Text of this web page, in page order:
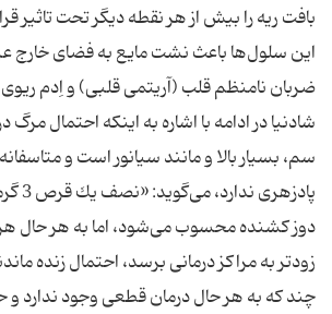
بافت ریه را بیش از هر نقطه دیگر تحت تاثیر
این سلول‌ها باعث نشت مایع به فضای خارج
ضربان نامنظم قلب (آریتمی قلبی) و اِدم ریوی
شادنیا در ادامه با اشاره به اینكه احتمال مرگ
سم، بسیار بالا و مانند سیانور است و
دوز كشنده محسوب می‌شود، اما به هر حال
زودتر به مراكز درمانی برسد، احتمال زنده‌
چند كه به هر حال درمان قطعی وجود ندارد و